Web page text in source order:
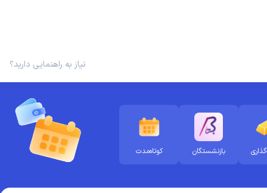
نیاز به راهنمایی دارید؟
بازنشستگان کوتاه‌مدت